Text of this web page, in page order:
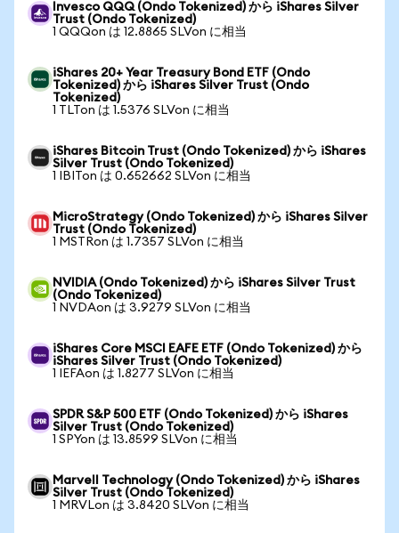
Invesco QQQ (Ondo Tokenized) から iShares Silver
Trust (Ondo Tokenized)
1 QQQon は 12.8865 SLVon に相当
iShares 20+ Year Treasury Bond ETF (Ondo
Tokenized) から iShares Silver Trust (Ondo
Tokenized)
1 TLTon は 1.5376 SLVon に相当
iShares Bitcoin Trust (Ondo Tokenized) から iShares
Silver Trust (Ondo Tokenized)
1 IBITon は 0.652662 SLVon に相当
MicroStrategy (Ondo Tokenized) から iShares Silver
Trust (Ondo Tokenized)
1 MSTRon は 1.7357 SLVon に相当
NVIDIA (Ondo Tokenized) から iShares Silver Trust
(Ondo Tokenized)
1 NVDAon は 3.9279 SLVon に相当
iShares Core MSCI EAFE ETF (Ondo Tokenized) から
iShares Silver Trust (Ondo Tokenized)
1 IEFAon は 1.8277 SLVon に相当
SPDR S&P 500 ETF (Ondo Tokenized) から iShares
Silver Trust (Ondo Tokenized)
1 SPYon は 13.8599 SLVon に相当
Marvell Technology (Ondo Tokenized) から iShares
Silver Trust (Ondo Tokenized)
1 MRVLon は 3.8420 SLVon に相当